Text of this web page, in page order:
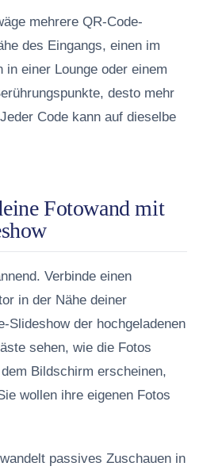
mehrere QR-Code-
des Eingangs, einen im
in einer Lounge oder einem
desto mehr
Code kann auf dieselbe
Fotowand mit
Verbinde einen
in der Nähe deiner
Slideshow der hochgeladenen
sehen, wie die Fotos
Bildschirm erscheinen,
wollen ihre eigenen Fotos
passives Zuschauen in